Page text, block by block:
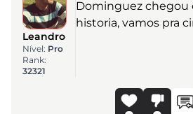
Leandro
Nível: Pro
Rank:
32321
Dominguez chegou
historia, vamos pra